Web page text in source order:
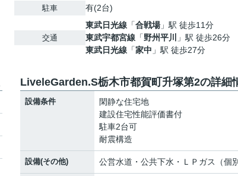
駐車 有(2台)
交通
東武日光線 「合戦場」駅 徒歩11分
東武宇都宮線 「野州平川
」駅 徒歩26分
東武日光線 「家中 」駅 徒歩27分
LiveleGarden.S栃木市都賀町升塚第2の詳細
設備条件
閑静な住宅地
建設住宅性能評価書付
駐車2台可
耐震構造
設備(その他) 公営水道・公共下水・ＬＰガス（個